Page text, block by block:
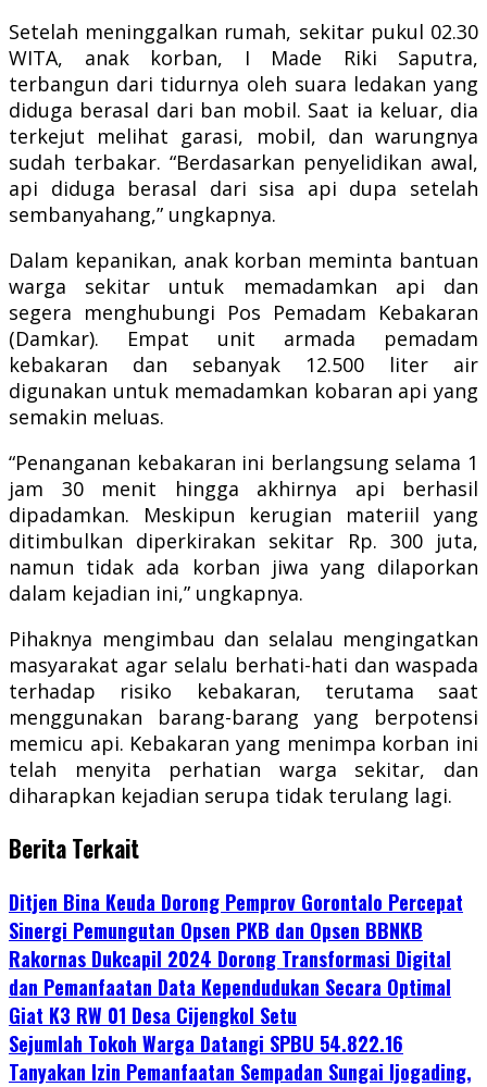
Setelah meninggalkan rumah, sekitar pukul 02.30
WITA, anak korban, I Made Riki Saputra,
terbangun dari tidurnya oleh suara ledakan yang
diduga berasal dari ban mobil. Saat ia keluar, dia
terkejut melihat garasi, mobil, dan warungnya
sudah terbakar. “Berdasarkan penyelidikan awal,
api diduga berasal dari sisa api dupa setelah
sembanyahang,” ungkapnya.
Dalam kepanikan, anak korban meminta bantuan
warga sekitar untuk memadamkan api dan
segera menghubungi Pos Pemadam Kebakaran
(Damkar). Empat unit armada pemadam
kebakaran dan sebanyak 12.500 liter air
digunakan untuk memadamkan kobaran api yang
semakin meluas.
“Penanganan kebakaran ini berlangsung selama 1
jam 30 menit hingga akhirnya api berhasil
dipadamkan. Meskipun kerugian materiil yang
ditimbulkan diperkirakan sekitar Rp. 300 juta,
namun tidak ada korban jiwa yang dilaporkan
dalam kejadian ini,” ungkapnya.
Pihaknya mengimbau dan selalau mengingatkan
masyarakat agar selalu berhati-hati dan waspada
terhadap risiko kebakaran, terutama saat
menggunakan barang-barang yang berpotensi
memicu api. Kebakaran yang menimpa korban ini
telah menyita perhatian warga sekitar, dan
diharapkan kejadian serupa tidak terulang lagi.
Berita Terkait
Ditjen Bina Keuda Dorong Pemprov Gorontalo Percepat
Sinergi Pemungutan Opsen PKB dan Opsen BBNKB
Rakornas Dukcapil 2024 Dorong Transformasi Digital
dan Pemanfaatan Data Kependudukan Secara Optimal
Giat K3 RW 01 Desa Cijengkol Setu
Sejumlah Tokoh Warga Datangi SPBU 54.822.16
Tanyakan Izin Pemanfaatan Sempadan Sungai Ijogading,